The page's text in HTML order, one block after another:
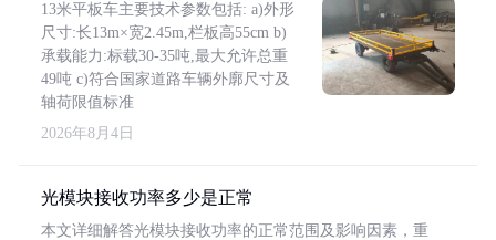
13米平板车主要技术参数包括: a)外形
尺寸:长13m×宽2.45m,栏板高55cm b)
承载能力:标载30-35吨,最大允许总重
49吨 c)符合国家道路车辆外廓尺寸及
轴荷限值标准
2026年8月4日
光模块接收功率多少是正常
本文详细解答光模块接收功率的正常范围及影响因素，重